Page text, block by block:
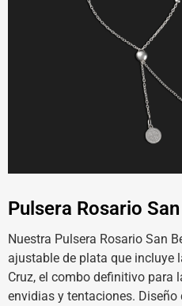
Pulsera Rosario
Nuestra Pulsera Rosario San
ajustable de plata que incluye
Cruz, el combo definitivo para
envidias y tentaciones.